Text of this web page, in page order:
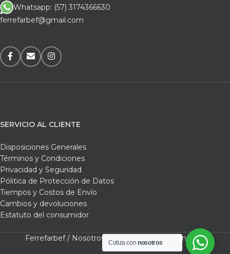
Whatsapp: (57) 3174366630
ferrefarbef@gmail.com
SERVICIO AL CLIENTE
Disposiciones Generales
Términos y Condiciones
Privacidad y Seguridad
Pólitica de Protección de Datos
Tiempos y Costos de Envío
Cambios y devoluciones
Estatuto del consumidor
Ferrefarbef / Nosotros / Contacto
Cotiza connosotros